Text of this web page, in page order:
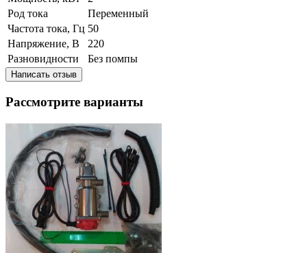
Род тока
Переменный
Частота тока, Гц 50
Напряжение, В
220
Разновидности
Без помпы
Написать отзыв
Рассмотрите варианты